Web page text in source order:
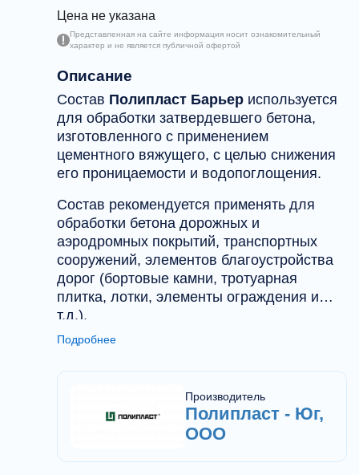
Цена не указана
Представленная на сайте информация носит ознакомительный
характер и не является публичной офертой
Описание
Состав Полипласт Барьер используется
для обработки затвердевшего бетона,
изготовленного с применением
цементного вяжущего, с целью снижения
его проницаемости и водопоглощения.
Состав рекомендуется применять для
обработки бетона дорожных и
аэродромных покрытий, транспортных
сооружений, элементов благоустройства
дорог (бортовые камни, тротуарная
плитка, лотки, элементы ограждения и
т.д.).
Подробнее
Производитель
Полипласт - Юг,
ООО